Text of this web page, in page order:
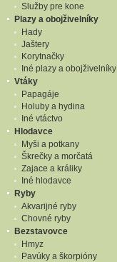
Služby pre kone
Plazy a obojživelníky
Hady
Jaštery
Korytnačky
Iné plazy a obojživelníky
Vtáky
Papagáje
Holuby a hydina
Iné vtáctvo
Hlodavce
Myši a potkany
Škrečky a morčatá
Zajace a králiky
Iné hlodavce
Ryby
Akvarijné ryby
Chovné ryby
Bezstavovce
Hmyz
Pavúky a škorpióny